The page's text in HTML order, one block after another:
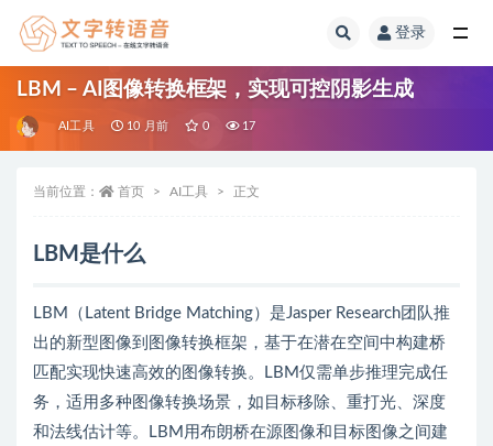
登录
LBM – AI图像转换框架，实现可控阴影生成
AI工具 10 月前 0 17
当前位置： 首页 AI工具 正文
LBM是什么
LBM（Latent Bridge Matching）是Jasper Research团队推
出的新型图像到图像转换框架，基于在潜在空间中构建桥
匹配实现快速高效的图像转换。LBM仅需单步推理完成任
务，适用多种图像转换场景，如目标移除、重打光、深度
和法线估计等。LBM用布朗桥在源图像和目标图像之间建